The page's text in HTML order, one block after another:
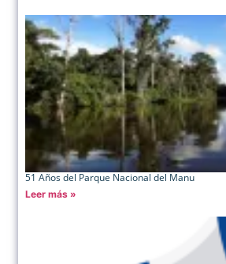
51 Años del Parque Nacional del Manu
Leer más »